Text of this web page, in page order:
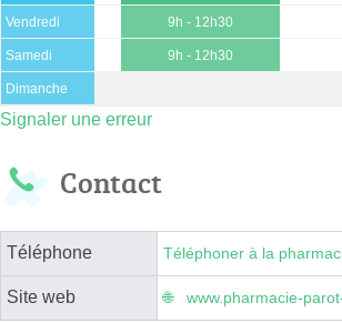
Vendredi 9h - 12h30
Samedi 9h - 12h30
Dimanche
Signaler une erreur
Contact
Téléphone Téléphoner à la
Site web www.pharmacie-